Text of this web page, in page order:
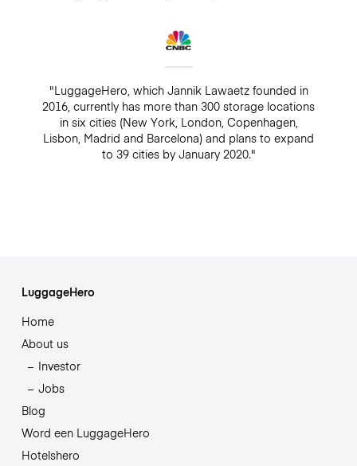
"LuggageHero, which Jannik Lawaetz founded in
2016, currently has more than 300 storage locations
in six cities (New York, London, Copenhagen,
Lisbon, Madrid and Barcelona) and plans to expand
to 39 cities by January 2020."
LuggageHero
Home
About us
Investor
Jobs
Blog
Word een LuggageHero
Hotelshero